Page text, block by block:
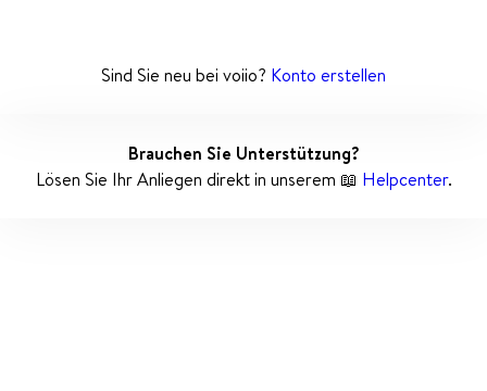
Sind Sie neu bei voiio? Konto erstellen
Brauchen Sie Unterstützung?
Lösen Sie Ihr Anliegen direkt in unserem 📖 Helpcenter.